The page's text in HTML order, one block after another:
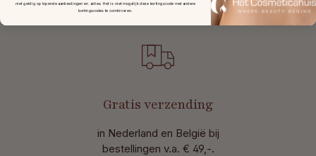
Gratis verzending
in Nederland en België bij
bestellingen v.a. € 49,-.
niet geldig op lopende aanbiedingen en acties. Het is niet mogelijk deze kortingscode met andere
kortingscodes te combineren.